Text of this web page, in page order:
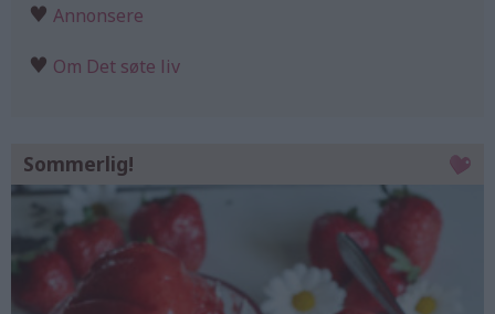
♥ Annonsere
♥ Om Det søte liv
Sommerlig!